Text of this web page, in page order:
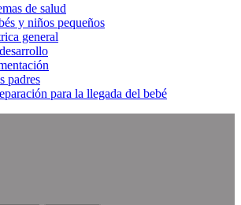
de salud
y niños pequeños
general
padres
para la llegada del bebé